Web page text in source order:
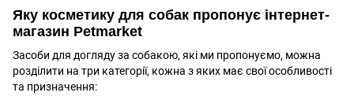
Яку косметику для собак пропонує інтернет-
магазин Petmarket
Засоби для догляду за собакою, які ми пропонуємо, можна
розділити на три категорії, кожна з яких має свої особливості
та призначення: